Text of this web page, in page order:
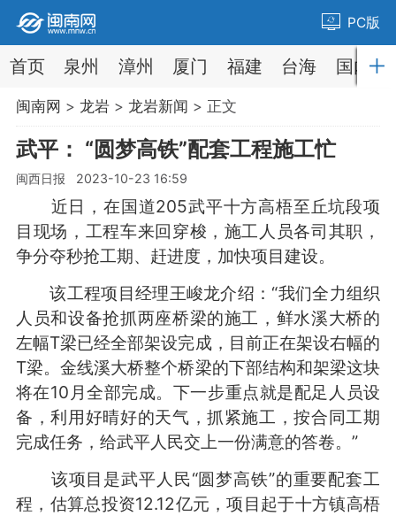
PC版
首页 泉州 漳州 厦门 福建 台海 国内
闽南网 > 龙岩> 龙岩新闻 > 正文
武平： “圆梦高铁”配套工程施工忙
闽西日报 2023-10-23 16:59
近日，在国道205武平十方高梧至丘坑段项
目现场，工程车来回穿梭，施工人员各司其职，
争分夺秒抢工期、赶进度，加快项目建设。
该工程项目经理王峻龙介绍：“我们全力组织
人员和设备抢抓两座桥梁的施工，鲜水溪大桥的
左幅T梁已经全部架设完成，目前正在架设右幅的
T梁。金线溪大桥整个桥梁的下部结构和架梁这块
将在10月全部完成。下一步重点就是配足人员设
备，利用好晴好的天气，抓紧施工，按合同工期
完成任务，给武平人民交上一份满意的答卷。”
该项目是武平人民“圆梦高铁”的重要配套工
程，估算总投资12.12亿元，项目起于十方镇高梧